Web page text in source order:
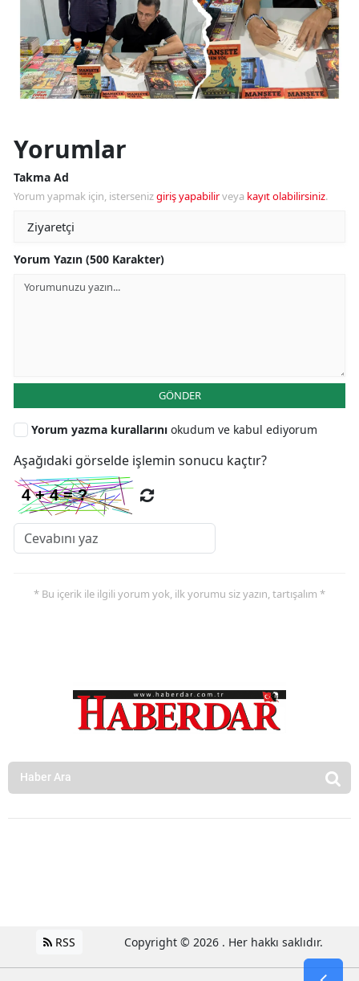
Yorumlar
Takma Ad
Yorum yapmak için, istersenizgiriş yapabilirveya kayıt olabilirsiniz.
Yorum Yazın (500 Karakter)
GÖNDER
Yorum yazma kurallarını okudum ve kabul ediyorum
Aşağıdaki görselde işlemin sonucu kaçtır?
* Bu içerik ile ilgili yorum yok, ilk yorumu siz yazın, tartışalım *
RSS Copyright © 2026 . Her hakkı saklıdır.